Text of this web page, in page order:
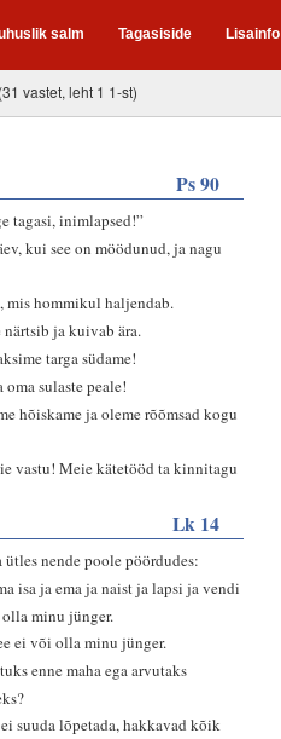
salm Tagasiside Lisainfo
(31 vastet, leht 1 1-st)
Ps 90
tagasi, inimlapsed!”
kui see on möödunud, ja nagu
mis hommikul haljendab.
ja kuivab ära.
targa südame!
sulaste peale!
hõiskame ja oleme rõõmsad kogu
vastu! Meie kätetööd ta kinnitagu
Lk 14
ütles nende poole pöördudes:
isa ja ema ja naist ja lapsi ja vendi
olla minu jünger.
ei või olla minu jünger.
enne maha ega arvutaks
suuda lõpetada, hakkavad kõik